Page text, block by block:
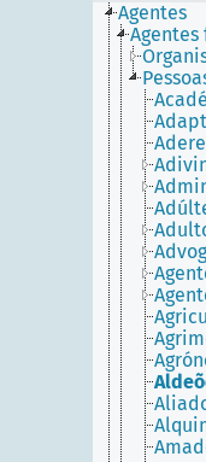
Agentes
Agentes